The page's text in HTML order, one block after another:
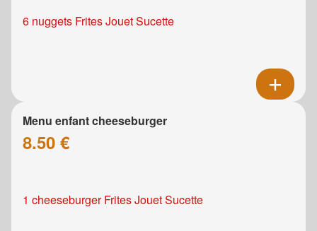
6 nuggets Frites Jouet Sucette
Menu enfant cheeseburger
8.50 €
1 cheeseburger Frites Jouet Sucette